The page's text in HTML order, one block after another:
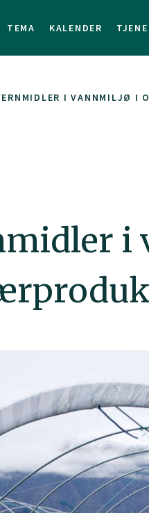
TEMA KALENDER
I VANNMILJØ I